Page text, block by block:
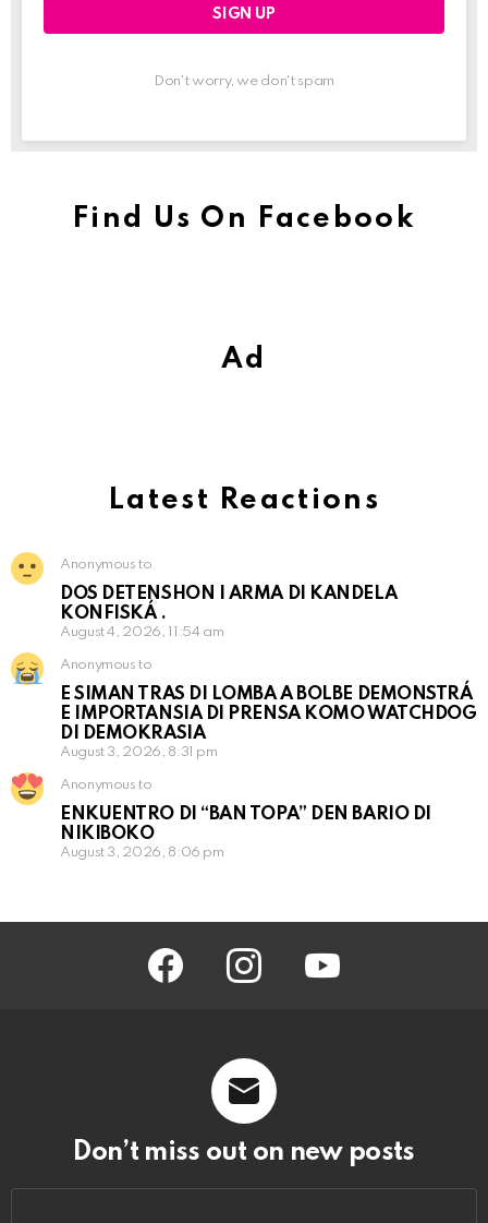
Don't worry, we don't spam
Find Us On Facebook
Ad
Latest Reactions
Anonymous to
DOS DETENSHON I ARMA DI KANDELA
KONFISKÁ .
August 4, 2026, 11:54 am
Anonymous to
E SIMAN TRAS DI LOMBA A BOLBE DEMONSTRÁ
E IMPORTANSIA DI PRENSA KOMO WATCHDOG
DI DEMOKRASIA
August 3, 2026, 8:31 pm
Anonymous to
ENKUENTRO DI “BAN TOPA” DEN BARIO DI
NIKIBOKO
August 3, 2026, 8:06 pm
facebook instagram youtube
Don’t miss out on new posts